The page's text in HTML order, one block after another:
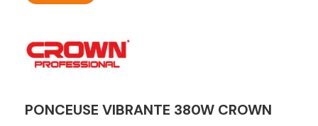
PONCEUSE VIBRANTE 380W CROWN